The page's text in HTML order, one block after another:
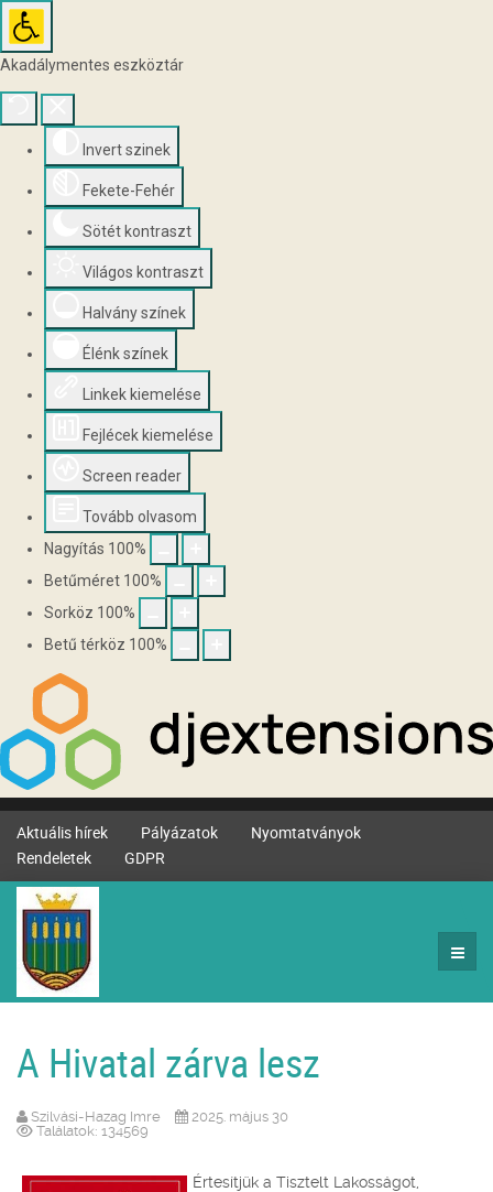
Akadálymentes eszköztár
Invert szinek
Fekete-Fehér
Sötét kontraszt
Világos kontraszt
Halvány színek
Élénk színek
Linkek kiemelése
Fejlécek kiemelése
Screen reader
Tovább olvasom
Nagyítás 100%
Betűméret 100%
Sorköz 100%
Betű térköz 100%
Aktuális hírek Pályázatok
Nyomtatványok
Rendeletek
GDPR
A Hivatal zárva lesz
Szilvási-Hazag Imre
2025. május 30
Találatok: 134569
Értesítjük a Tisztelt Lakosságot,